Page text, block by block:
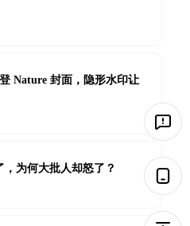
Nature 封面，隐形水印让
为何大批人却怒了？